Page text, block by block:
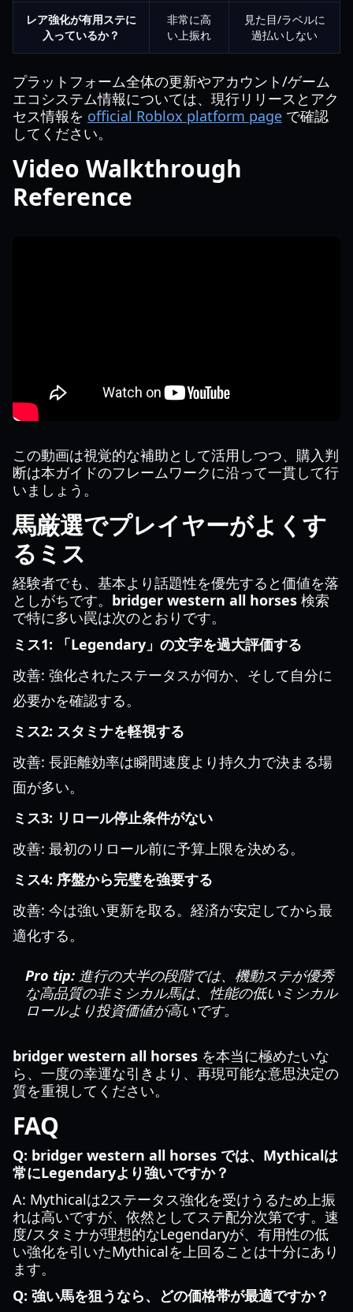
レア強化が有用ステに
入っているか？
非常に高
い上振れ
見た目/ラベルに
過払いしない
プラットフォーム全体の更新やアカウント/ゲーム
エコシステム情報については、現行リリースとアク
セス情報を official Roblox platform page で確認
してください。
Video Walkthrough
Reference
この動画は視覚的な補助として活用しつつ、購入判
断は本ガイドのフレームワークに沿って一貫して行
いましょう。
馬厳選でプレイヤーがよくす
るミス
経験者でも、基本より話題性を優先すると価値を落
としがちです。 bridger western all horses 検索
で特に多い罠は次のとおりです。
ミス1: 「Legendary」の文字を過大評価する
改善: 強化されたステータスが何か、そして自分に
必要かを確認する。
ミス2: スタミナを軽視する
改善: 長距離効率は瞬間速度より持久力で決まる場
面が多い。
ミス3: リロール停止条件がない
改善: 最初のリロール前に予算上限を決める。
ミス4: 序盤から完璧を強要する
改善: 今は強い更新を取る。経済が安定してから最
適化する。
Pro tip: 進行の大半の段階では、機動ステが優秀
な高品質の非ミシカル馬は、性能の低いミシカル
ロールより投資価値が高いです。
bridger western all horses を本当に極めたいな
ら、一度の幸運な引きより、再現可能な意思決定の
質を重視してください。
FAQ
Q: bridger western all horses では、Mythicalは
常にLegendaryより強いですか？
A: Mythicalは2ステータス強化を受けうるため上振
れは高いですが、依然としてステ配分次第です。速
度/スタミナが理想的なLegendaryが、有用性の低
い強化を引いたMythicalを上回ることは十分にあり
ます。
Q: 強い馬を狙うなら、どの価格帯が最適ですか？